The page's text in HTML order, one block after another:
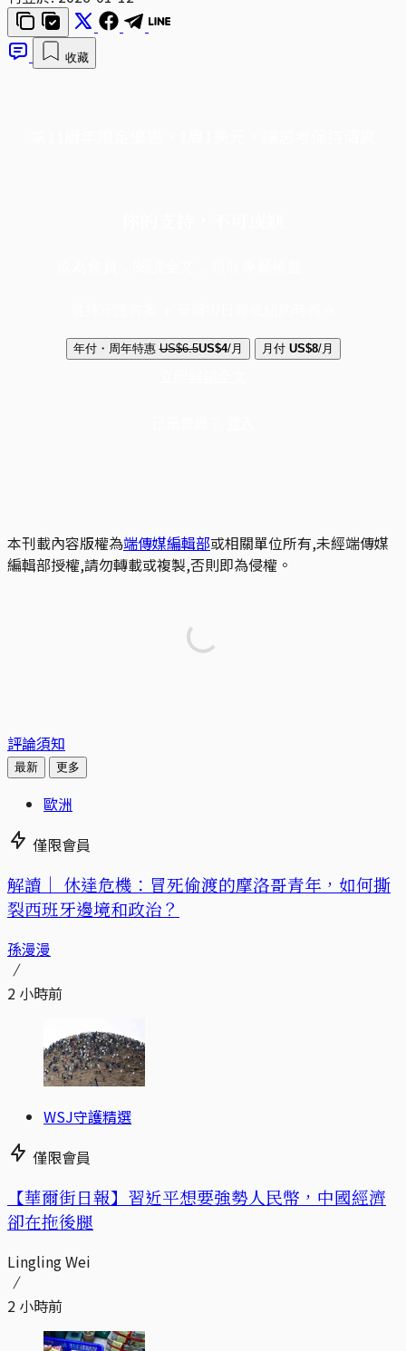
收藏
年付・周年特惠 US$6.5US$4/月 月付 US$8/月
本刊載內容版權為端傳媒編輯部或相關單位所有,未經端傳媒
編輯部授權,請勿轉載或複製,否則即為侵權。
評論須知
最新 更多
歐洲
僅限會員
解讀｜ 休達危機：冒死偷渡的摩洛哥青年，如何撕
裂西班牙邊境和政治？
孫漫漫
2 小時前
WSJ守護精選
僅限會員
【華爾街日報】習近平想要強勢人民幣，中國經濟
卻在拖後腿
Lingling Wei
2 小時前